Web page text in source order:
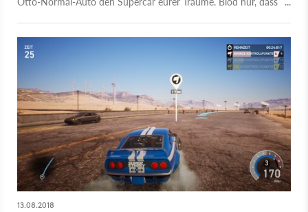
der kann sich gerne nochmal das Test-Video zu Flatout 3
anschauen. Team6 bleibt wohl ihrer Linie treu.
13.08.2018